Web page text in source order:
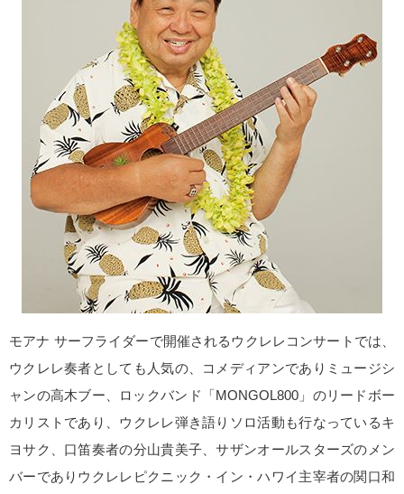
モアナ サーフライダーで開催されるウクレレコンサートでは、
ウクレレ奏者としても人気の、コメディアンでありミュージシ
ャンの高木ブー、ロックバンド「MONGOL800」のリードボー
カリストであり、ウクレレ弾き語りソロ活動も行なっているキ
ヨサク、口笛奏者の分山貴美子、サザンオールスターズのメン
バーでありウクレレピクニック・イン・ハワイ主宰者の関口和